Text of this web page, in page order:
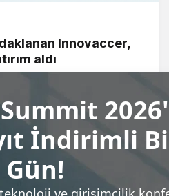
Innovaccer,
aldı